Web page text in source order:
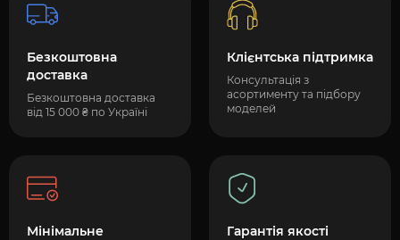
Безкоштовна
доставка
Безкоштовна доставка
від 15 000 ₴ по Україні
Клієнтська підтримка
Консультація з
асортименту та підбору
моделей
Мінімальне
Гарантія якості